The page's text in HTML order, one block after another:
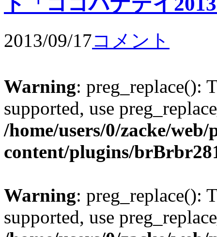
2013/09/17コメント
Warning: preg_replace():
supported, use
/home/users/0/zacke/
content/plugins/
Warning: preg_replace():
supported, use